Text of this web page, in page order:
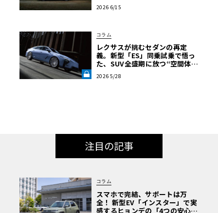
2026 6/15
コラム
レクサスが挑むセダンの再定
義。新型「ES」同乗試乗で悟っ
た、SUV全盛期に放つ“空間体
2026 5/28
注目の記事
コラム
スマホで完結、サポートは万
全！ 新型EV「インスター」で実
感するヒョンデの「4つの安心」